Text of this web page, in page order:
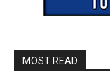
MOST READ